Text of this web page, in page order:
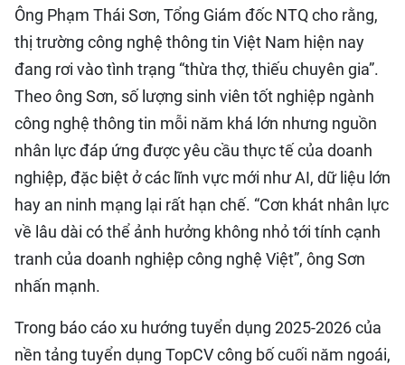
Ông Phạm Thái Sơn, Tổng Giám đốc NTQ cho rằng,
thị trường công nghệ thông tin Việt Nam hiện nay
đang rơi vào tình trạng “thừa thợ, thiếu chuyên gia”.
Theo ông Sơn, số lượng sinh viên tốt nghiệp ngành
công nghệ thông tin mỗi năm khá lớn nhưng nguồn
nhân lực đáp ứng được yêu cầu thực tế của doanh
nghiệp, đặc biệt ở các lĩnh vực mới như AI, dữ liệu lớn
hay an ninh mạng lại rất hạn chế. “Cơn khát nhân lực
về lâu dài có thể ảnh hưởng không nhỏ tới tính cạnh
tranh của doanh nghiệp công nghệ Việt”, ông Sơn
nhấn mạnh.
Trong báo cáo xu hướng tuyển dụng 2025-2026 của
nền tảng tuyển dụng TopCV công bố cuối năm ngoái,